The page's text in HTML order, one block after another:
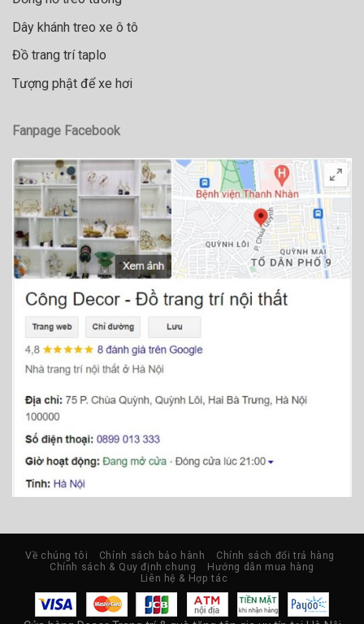
Dây khánh treo xe ô tô
Đồ trang trí taplo
Tượng phật để xe hơi
Fanpage Facebook
Về chúng tôi Chính sách bảo hành
Chính sách đổi trả hàng
Chính sách & Quy định chung
Hướng dẫn mua hàng
Liên hệ & Hợp tác